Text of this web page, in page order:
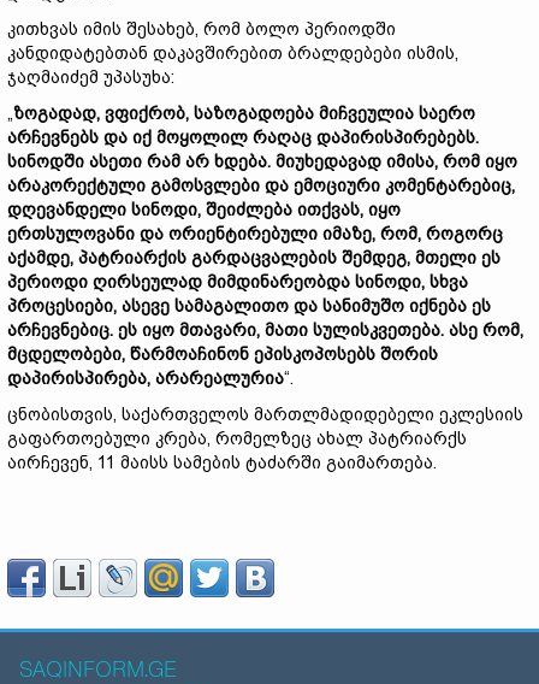
კითხვას იმის შესახებ, რომ ბოლო პერიოდში
კანდიდატებთან დაკავშირებით ბრალდებები ისმის,
ჯაღმაიძემ უპასუხა:
„ზოგადად, ვფიქრობ, საზოგადოება მიჩვეულია საერო
არჩევნებს და იქ მოყოლილ რაღაც დაპირისპირებებს.
სინოდში ასეთი რამ არ ხდება. მიუხედავად იმისა, რომ იყო
არაკორექტული გამოსვლები და ემოციური კომენტარებიც,
დღევანდელი სინოდი, შეიძლება ითქვას, იყო
ერთსულოვანი და ორიენტირებული იმაზე, რომ, როგორც
აქამდე, პატრიარქის გარდაცვალების შემდეგ, მთელი ეს
პერიოდი ღირსეულად მიმდინარეობდა სინოდი, სხვა
პროცესიები, ასევე სამაგალითო და სანიმუშო იქნება ეს
არჩევნებიც. ეს იყო მთავარი, მათი სულისკვეთება. ასე რომ,
მცდელობები, წარმოაჩინონ ეპისკოპოსებს შორის
დაპირისპირება, არარეალურია“.
ცნობისთვის, საქართველოს მართლმადიდებელი ეკლესიის
გაფართოებული კრება, რომელზეც ახალ პატრიარქს
აირჩევენ, 11 მაისს სამების ტაძარში გაიმართება.
SAQINFORM.GE